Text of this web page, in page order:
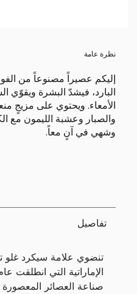
نظرة عامة
إليكم عصيراً مصنوعاً من
البارد، فيشدّ البشرة
الأمعاء. ويحتوي على مزيجٍ
والصبار وعشبة الليمون مع
وشهي في آنٍ معاً.
تفاصيل
تنضوي علامة سيكرد غلو
صناعة العصائر المعصورة